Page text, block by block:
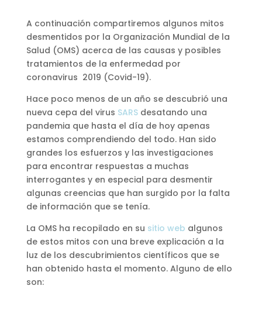
A continuación compartiremos algunos mitos
desmentidos por la Organización Mundial de la
Salud (OMS) acerca de las causas y posibles
tratamientos de la enfermedad por
coronavirus 2019 (Covid-19).
Hace poco menos de un año se descubrió una
nueva cepa del virus SARSdesatando una
pandemia que hasta el día de hoy apenas
estamos comprendiendo del todo. Han sido
grandes los esfuerzos y las investigaciones
para encontrar respuestas a muchas
interrogantes y en especial para desmentir
algunas creencias que han surgido por la falta
de información que se tenía.
La OMS ha recopilado en su sitio web algunos
de estos mitos con una breve explicación a la
luz de los descubrimientos científicos que se
han obtenido hasta el momento. Alguno de ello
son: